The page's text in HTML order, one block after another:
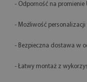
- Odporność na promienie
- Możliwość personalizacji
- Bezpieczna dostawa w
- Łatwy montaż z